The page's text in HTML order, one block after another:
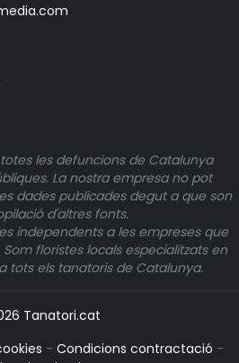
les defuncions de Catalunya
La nostra empresa no pot
dades publicades degut a que son
d'altres fonts.
independents a les empreses que
floristes locals especialitzats en
tots els tanatoris de Catalunya.
Tanatori.cat
- Condicions contractació -